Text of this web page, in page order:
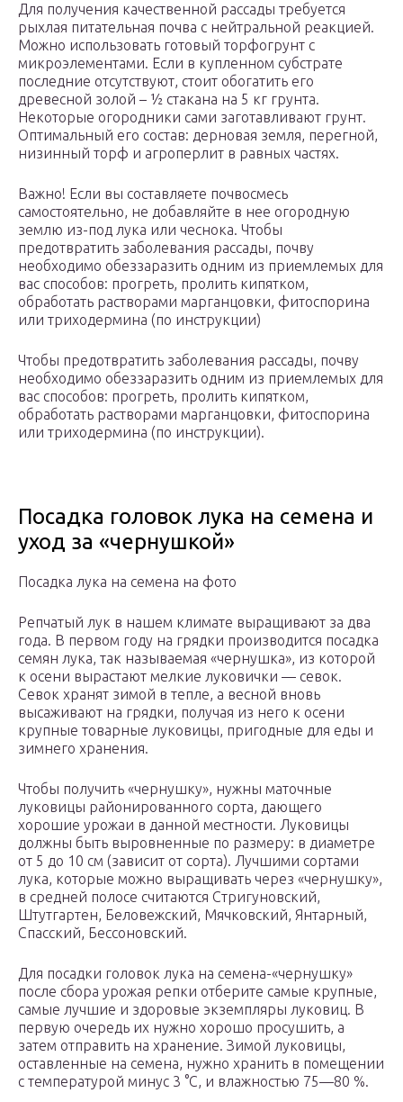
Для получения качественной рассады требуется
рыхлая питательная почва с нейтральной реакцией.
Можно использовать готовый торфогрунт с
микроэлементами. Если в купленном субстрате
последние отсутствуют, стоит обогатить его
древесной золой – ½ стакана на 5 кг грунта.
Некоторые огородники сами заготавливают грунт.
Оптимальный его состав: дерновая земля, перегной,
низинный торф и агроперлит в равных частях.
Важно! Если вы составляете почвосмесь
самостоятельно, не добавляйте в нее огородную
землю из-под лука или чеснока. Чтобы
предотвратить заболевания рассады, почву
необходимо обеззаразить одним из приемлемых для
вас способов: прогреть, пролить кипятком,
обработать растворами марганцовки, фитоспорина
или триходермина (по инструкции)
Чтобы предотвратить заболевания рассады, почву
необходимо обеззаразить одним из приемлемых для
вас способов: прогреть, пролить кипятком,
обработать растворами марганцовки, фитоспорина
или триходермина (по инструкции).
Посадка головок лука на семена и
уход за «чернушкой»
Посадка лука на семена на фото
Репчатый лук в нашем климате выращивают за два
года. В первом году на грядки производится посадка
семян лука, так называемая «чернушка», из которой
к осени вырастают мелкие луковички — севок.
Севок хранят зимой в тепле, а весной вновь
высаживают на грядки, получая из него к осени
крупные товарные луковицы, пригодные для еды и
зимнего хранения.
Чтобы получить «чернушку», нужны маточные
луковицы районированного сорта, дающего
хорошие урожаи в данной местности. Луковицы
должны быть выровненные по размеру: в диаметре
от 5 до 10 см (зависит от сорта). Лучшими сортами
лука, которые можно выращивать через «чернушку»,
в средней полосе считаются Стригуновский,
Штутгартен, Беловежский, Мячковский, Янтарный,
Спасский, Бессоновский.
Для посадки головок лука на семена-«чернушку»
после сбора урожая репки отберите самые крупные,
самые лучшие и здоровые экземпляры луковиц. В
первую очередь их нужно хорошо просушить, а
затем отправить на хранение. Зимой луковицы,
оставленные на семена, нужно хранить в помещении
с температурой минус 3 °С, и влажностью 75—80 %.